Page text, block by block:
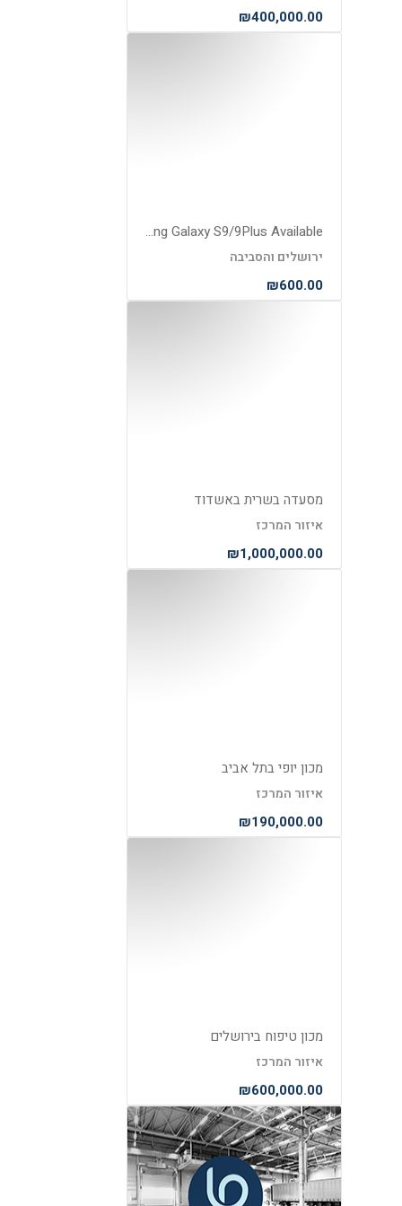
₪400,000.00
Apple iPhone X 256GB and Samsung Galaxy S9/9Plus Available.
ירושלים והסביבה
₪600.00
מסעדה בשרית באשדוד
איזור המרכז
₪1,000,000.00
מכון יופי בתל אביב
איזור המרכז
₪190,000.00
מכון טיפוח בירושלים
איזור המרכז
₪600,000.00